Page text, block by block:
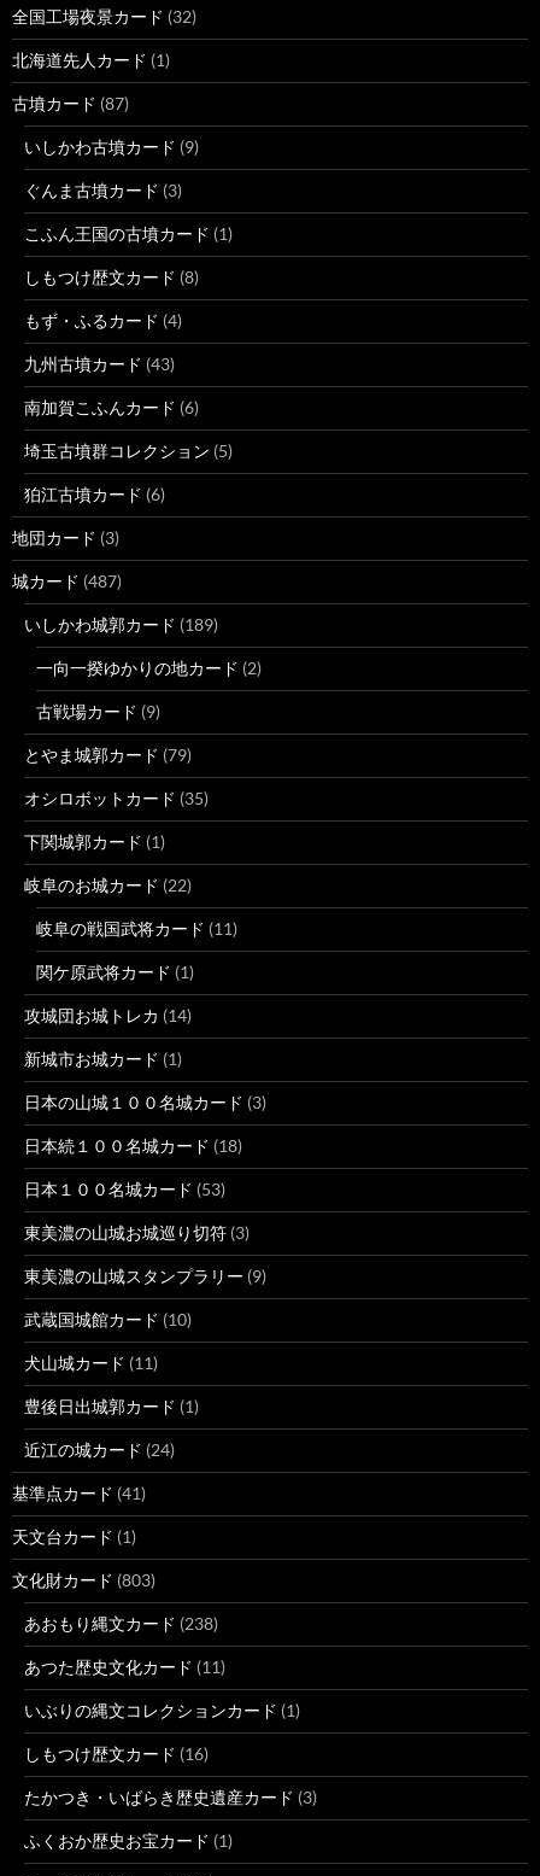
全国工場夜景カード (32)
北海道先人カード (1)
古墳カード (87)
いしかわ古墳カード (9)
ぐんま古墳カード (3)
こふん王国の古墳カード (1)
しもつけ歴文カード (8)
もず・ふるカード (4)
九州古墳カード (43)
南加賀こふんカード (6)
埼玉古墳群コレクション (5)
狛江古墳カード (6)
地団カード (3)
城カード (487)
いしかわ城郭カード (189)
一向一揆ゆかりの地カード (2)
古戦場カード (9)
とやま城郭カード (79)
オシロボットカード (35)
下関城郭カード (1)
岐阜のお城カード (22)
岐阜の戦国武将カード (11)
関ケ原武将カード (1)
攻城団お城トレカ (14)
新城市お城カード (1)
日本の山城１００名城カード (3)
日本続１００名城カード (18)
日本１００名城カード (53)
東美濃の山城お城巡り切符 (3)
東美濃の山城スタンプラリー (9)
武蔵国城館カード (10)
犬山城カード (11)
豊後日出城郭カード (1)
近江の城カード (24)
基準点カード (41)
天文台カード (1)
文化財カード (803)
あおもり縄文カード (238)
あつた歴史文化カード (11)
いぶりの縄文コレクションカード (1)
しもつけ歴文カード (16)
たかつき・いばらき歴史遺産カード (3)
ふくおか歴史お宝カード (1)